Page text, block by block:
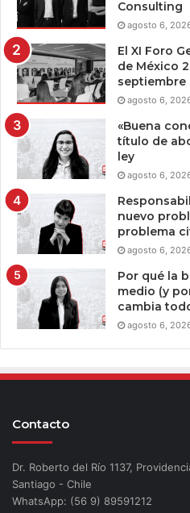
Consulting
agosto 6,
El XI Foro
de México
septiembre
agosto 6,
«Buena
título de
ley
agosto 6,
nuevo
problema
agosto 6,
Por qué la
medio (y
cambia
agosto 6,
Contacto
Dr. Roberto del Río 1137,
Santiago - Chile
WhatsApp: (56 9) 89591212